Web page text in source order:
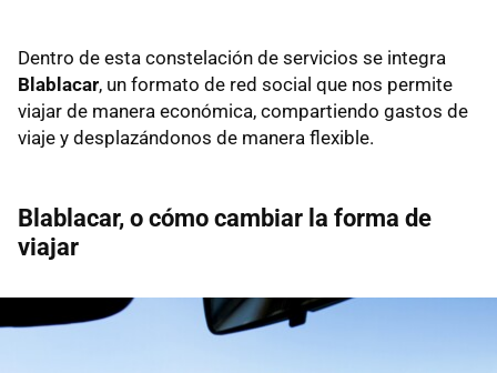
Dentro de esta constelación de servicios se integra
Blablacar, un formato de red social que nos permite
viajar de manera económica, compartiendo gastos de
viaje y desplazándonos de manera flexible.
Blablacar, o cómo cambiar la forma de
viajar